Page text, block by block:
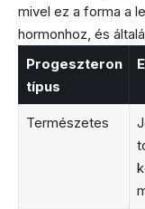
mivel ez a forma a
hormonhoz, és
Progeszteron
típus
Természetes